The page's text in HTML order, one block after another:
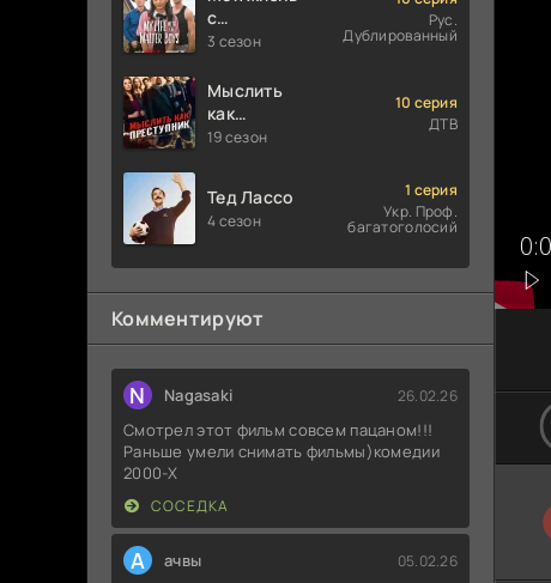
с
мальчиками
3 сезон
Рус.
Дублированный
Мыслить
как
преступник
19 сезон
10 серия
ДТВ
Тед Лассо
4 сезон
1 серия
Укр. Проф.
багатоголосий
Комментируют
N Nagasaki 26.02.26
Смотрел этот фильм совсем пацаном!!!
Раньше умели снимать фильмы)комедии
2000-X
СОСЕДКА
А ачвы 05.02.26